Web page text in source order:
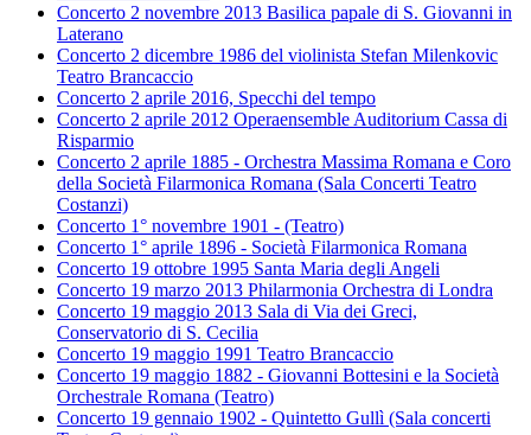
Concerto 2 novembre 2013 Basilica papale di S. Giovanni in
Laterano
Concerto 2 dicembre 1986 del violinista Stefan Milenkovic
Teatro Brancaccio
Concerto 2 aprile 2016, Specchi del tempo
Concerto 2 aprile 2012 Operaensemble Auditorium Cassa di
Risparmio
Concerto 2 aprile 1885 - Orchestra Massima Romana e Coro
della Società Filarmonica Romana (Sala Concerti Teatro
Costanzi)
Concerto 1° novembre 1901 - (Teatro)
Concerto 1° aprile 1896 - Società Filarmonica Romana
Concerto 19 ottobre 1995 Santa Maria degli Angeli
Concerto 19 marzo 2013 Philarmonia Orchestra di Londra
Concerto 19 maggio 2013 Sala di Via dei Greci,
Conservatorio di S. Cecilia
Concerto 19 maggio 1991 Teatro Brancaccio
Concerto 19 maggio 1882 - Giovanni Bottesini e la Società
Orchestrale Romana (Teatro)
Concerto 19 gennaio 1902 - Quintetto Gullì (Sala concerti